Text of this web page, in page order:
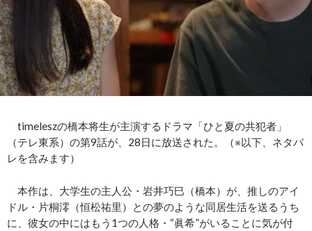
timeleszの橋本将生が主演するドラマ「ひと夏の共犯者」
（テレ東系）の第9話が、28日に放送された。（※以下、ネタバ
レを含みます）
本作は、大学生の主人公・岩井巧巳（橋本）が、推しのアイ
ドル・片桐澪（恒松祐里）との夢のような同居生活を送るうち
に、彼女の中にはもう1つの人格・“眞希”がいることに気が付